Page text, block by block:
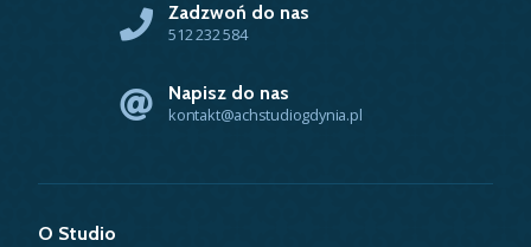
Zadzwoń do nas
512 232 584
Napisz do nas
kontakt@achstudiogdynia.pl
O Studio